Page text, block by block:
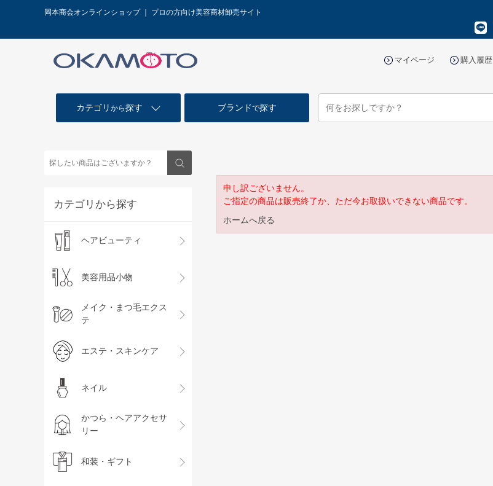
岡本商会オンラインショップ ｜ プロの方向け美容商材卸売サイト
マイページ 購入履歴
カテゴリ から探す ブランドで探す
カテゴリから探す
ヘアビューティ
美容用品小物
メイク・まつ毛エクス
テ
エステ・スキンケア
ネイル
かつら・ヘアアクセサ
リー
和装・ギフト
申し訳ございません。
ご指定の商品は販売終了か、ただ今お取扱いできない商品です。
ホームへ戻る